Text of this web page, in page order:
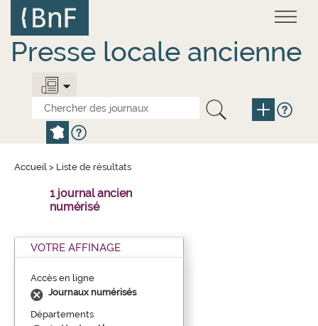
contenu
principal
Presse locale ancienne
Accueil > Liste de résultats
1 journal ancien
numérisé
VOTRE AFFINAGE
Accès en ligne
Journaux numérisés
Départements
Panneau de gestion des cookies